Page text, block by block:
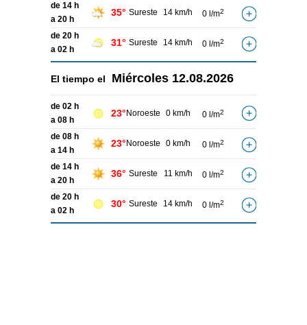
de 14 h
a 20 h
35° Sureste 14 km/h 0 l/m2
de 20 h
a 02 h
31° Sureste 14 km/h 0 l/m2
El tiempo el Miércoles 12.08.2026
de 02 h
a 08 h
23° Noroeste 0 km/h 0 l/m2
de 08 h
a 14 h
23° Noroeste 0 km/h 0 l/m2
de 14 h
a 20 h
36° Sureste 11 km/h 0 l/m2
de 20 h
a 02 h
30° Sureste 14 km/h 0 l/m2